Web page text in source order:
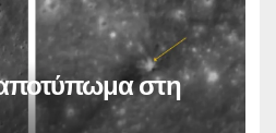
στη